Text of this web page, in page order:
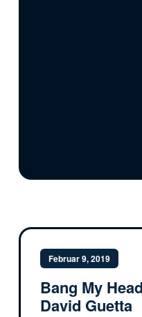
Februar 9, 2019
Bang My
David Guetta